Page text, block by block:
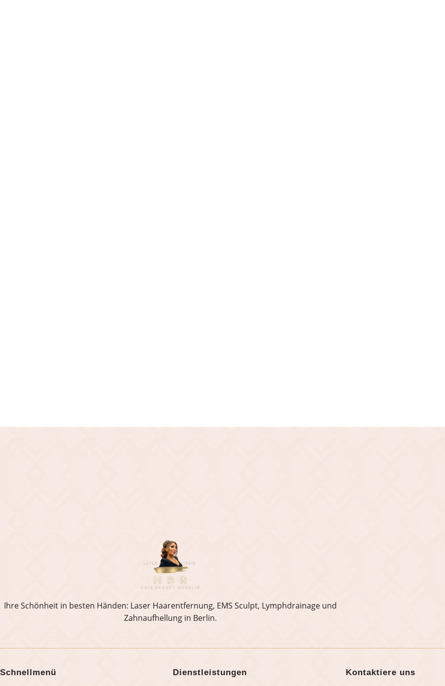
Ihre Schönheit in besten Händen: Laser Haarentfernung, EMS Sculpt, Lymphdrainage und
Zahnaufhellung in Berlin.
Schnellmenü Dienstleistungen Kontaktiere uns